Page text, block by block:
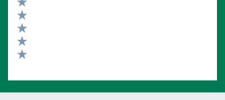
Valuta 5 stelle su 5
Valuta 4 stelle su 5
Valuta 3 stelle su 5
Valuta 2 stelle su 5